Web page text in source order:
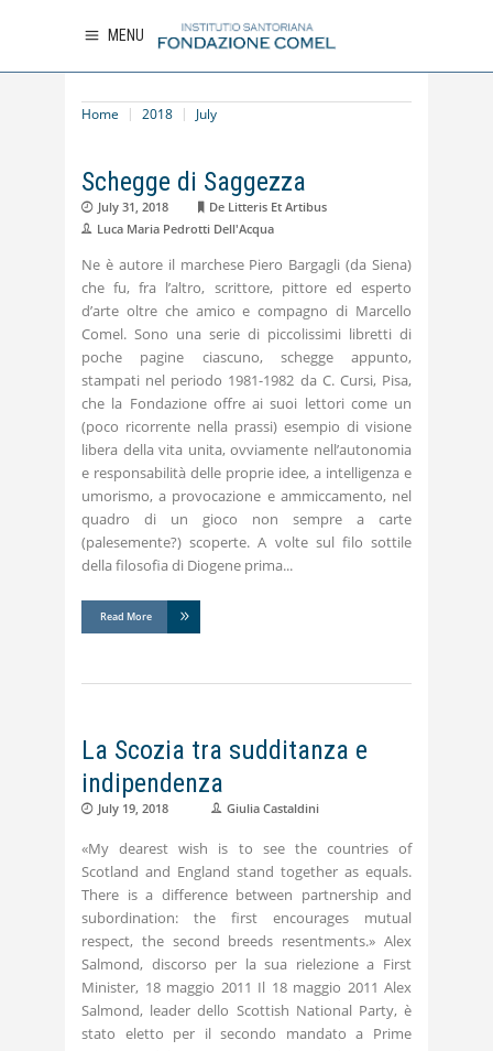
MENU
Home 2018 July
Schegge di Saggezza
July 31, 2018
De Litteris Et Artibus
Luca Maria Pedrotti Dell'Acqua
Ne è autore il marchese Piero Bargagli (da Siena)
che fu, fra l’altro, scrittore, pittore ed esperto
d’arte oltre che amico e compagno di Marcello
Comel. Sono una serie di piccolissimi libretti di
poche pagine ciascuno, schegge appunto,
stampati nel periodo 1981-1982 da C. Cursi, Pisa,
che la Fondazione offre ai suoi lettori come un
(poco ricorrente nella prassi) esempio di visione
libera della vita unita, ovviamente nell’autonomia
e responsabilità delle proprie idee, a intelligenza e
umorismo, a provocazione e ammiccamento, nel
quadro di un gioco non sempre a carte
(palesemente?) scoperte. A volte sul filo sottile
della filosofia di Diogene prima
Read More
La Scozia tra sudditanza e
indipendenza
July 19, 2018 Giulia Castaldini
«My dearest wish is to see the countries of
Scotland and England stand together as equals.
There is a difference between partnership and
subordination: the first encourages mutual
respect, the second breeds resentments.» Alex
Salmond, discorso per la sua rielezione a First
Minister, 18 maggio 2011 Il 18 maggio 2011 Alex
Salmond, leader dello Scottish National Party, è
stato eletto per il secondo mandato a Prime